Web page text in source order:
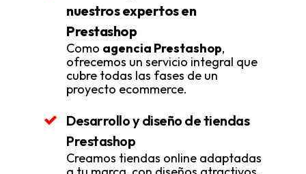
nuestros expertos en
Prestashop
Como agencia Prestashop,
ofrecemos un servicio integral que
cubre todas las fases de un
proyecto ecommerce.
Desarrollo y diseño de tiendas
Prestashop
Creamos tiendas online adaptadas